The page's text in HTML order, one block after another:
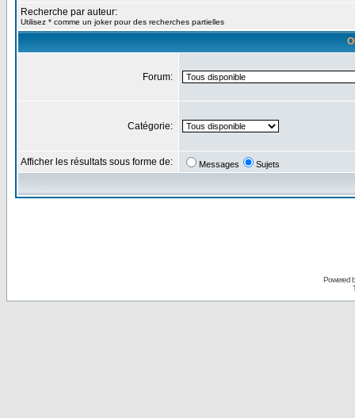
Recherche par auteur:
Utilisez * comme un joker pour des recherches partielles
Forum:
Catégorie:
Afficher les résultats sous forme de: Messages Sujets
Powered